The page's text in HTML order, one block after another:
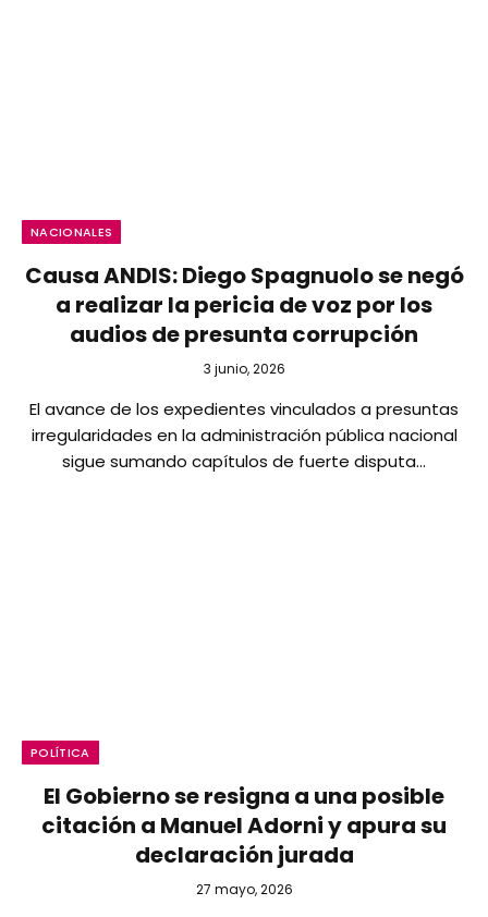
NACIONALES
Causa ANDIS: Diego Spagnuolo se negó
a realizar la pericia de voz por los
audios de presunta corrupción
3 junio, 2026
El avance de los expedientes vinculados a presuntas
irregularidades en la administración pública nacional
sigue sumando capítulos de fuerte disputa…
POLÍTICA
El Gobierno se resigna a una posible
citación a Manuel Adorni y apura su
declaración jurada
27 mayo, 2026